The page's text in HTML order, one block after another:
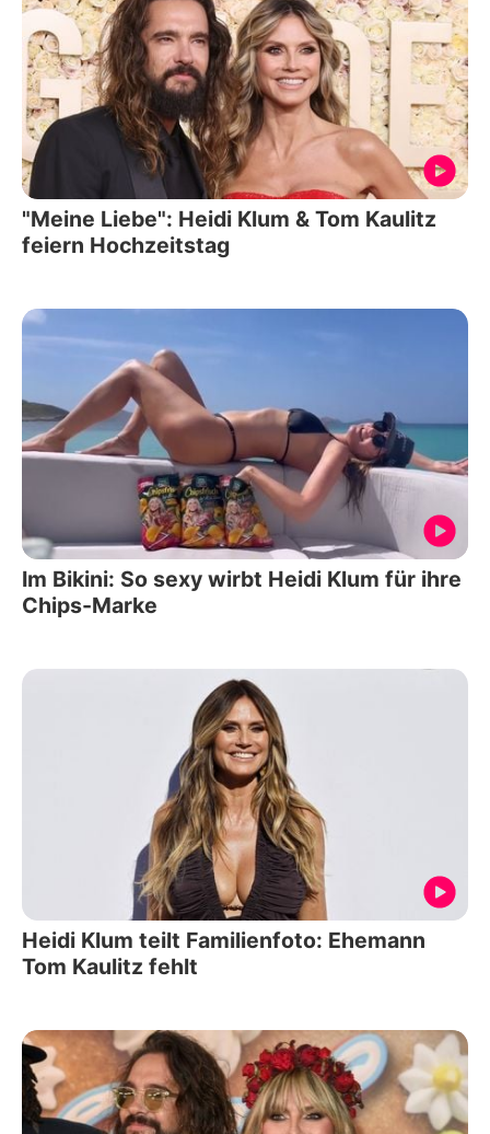
"Meine Liebe": Heidi Klum & Tom Kaulitz
feiern Hochzeitstag
Im Bikini: So sexy wirbt Heidi Klum für ihre
Chips-Marke
Heidi Klum teilt Familienfoto: Ehemann
Tom Kaulitz fehlt